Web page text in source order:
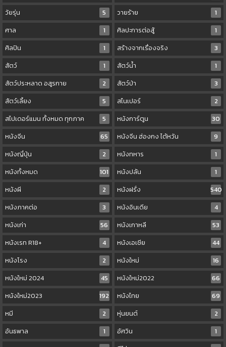
วัยรุ่น
5 วายร้าย
1
ศาล
1 ศิลปะการต่อสู้
1
ศิลปิน
1 สร้างจากเรื่องจริง
3
สัตว์
1 สัตว์น้ำ
1
สัตว์ประหลาด อสูรกาย
2 สัตว์ป่า
3
สัตว์เลี้ยง
5 สไนเปอร์
2
สไปเดอร์แมน ทั้งหมด ทุกภาค
5 หนังการ์ตูน
30
หนังจีน
65 หนังจีน ฮ่องกง ไต้หวัน
9
หนังญี่ปุ่น
2 หนังทหาร
1
หนังทั้งหมด
101 หนังปล้น
1
หนังผี
2 หนังฝรั่ง
540
หนังภาคต่อ
3 หนังอินเดีย
4
หนังเก่า
56 หนังเกาหลี
53
หนังเรท R18+
4 หนังเอเชีย
44
หนังโรง
2 หนังใหม่
16
หนังใหม่ 2024
45 หนังใหม่2022
66
หนังใหม่2023
192 หนังไทย
69
หมี
2 หุ่นยนต์
2
อันธพาล
1 อัศวิน
1